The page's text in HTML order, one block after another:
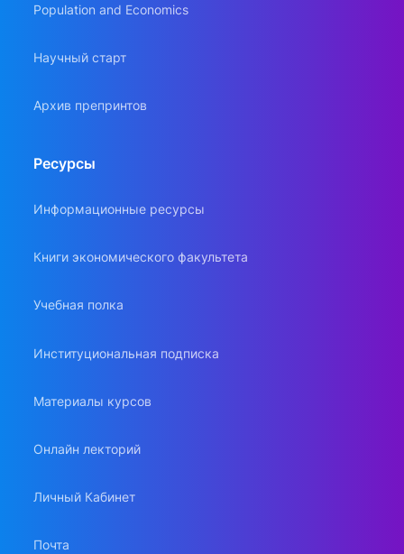
Population and Economics
Научный старт
Архив препринтов
Ресурсы
Информационные ресурсы
Книги экономического факультета
Учебная полка
Институциональная подписка
Материалы курсов
Онлайн лекторий
Личный Кабинет
Почта